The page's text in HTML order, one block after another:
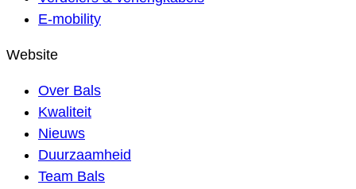
E-mobility
Website
Over Bals
Kwaliteit
Nieuws
Duurzaamheid
Team Bals